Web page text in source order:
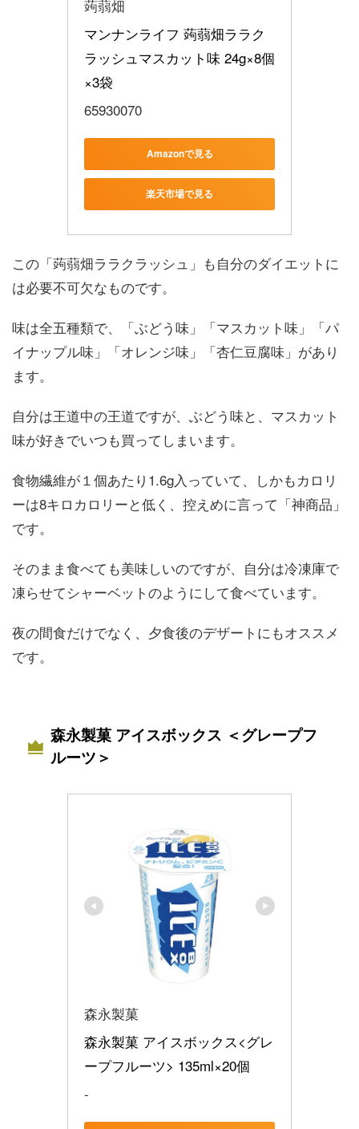
蒟蒻畑
マンナンライフ 蒟蒻畑ララク
ラッシュマスカット味 24g×8個
×3袋
65930070
Amazonで見る
楽天市場で見る
この「蒟蒻畑ララクラッシュ」も自分のダイエットに
は必要不可欠なものです。
味は全五種類で、「ぶどう味」「マスカット味」「パ
イナップル味」「オレンジ味」「杏仁豆腐味」があり
ます。
自分は王道中の王道ですが、ぶどう味と、マスカット
味が好きでいつも買ってしまいます。
食物繊維が１個あたり1.6g入っていて、しかもカロリ
ーは8キロカロリーと低く、控えめに言って「神商品」
です。
そのまま食べても美味しいのですが、自分は冷凍庫で
凍らせてシャーベットのようにして食べています。
夜の間食だけでなく、夕食後のデザートにもオススメ
です。
森永製菓 アイスボックス ＜グレープフ
ルーツ＞
森永製菓
森永製菓 アイスボックス<グレ
ープフルーツ> 135ml×20個
-